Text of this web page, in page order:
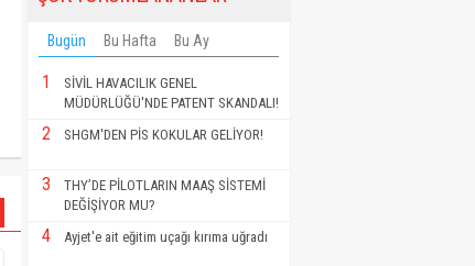
Bugün Bu Hafta Bu Ay
1
SİVİL HAVACILIK GENEL
MÜDÜRLÜĞÜ'NDE PATENT SKANDALI!
2 SHGM'DEN PİS KOKULAR GELİYOR!
3
THY’DE PİLOTLARIN MAAŞ SİSTEMİ
DEĞİŞİYOR MU?
4 Ayjet'e ait eğitim uçağı kırıma uğradı